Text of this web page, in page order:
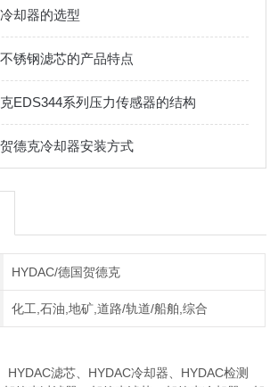
却器的选型
锈钢滤芯的产品特点
EDS344系列压力传感器的结构
德克冷却器安装方式
HYDAC/德国贺德克
化工,石油,地矿,道路/轨道/船舶,综合
滤芯、HYDAC冷却器、HYDAC检测